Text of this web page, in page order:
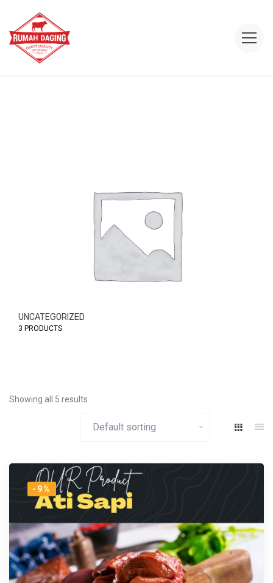
UNCATEGORIZED
3 PRODUCTS
Showing all 5 results
-9%